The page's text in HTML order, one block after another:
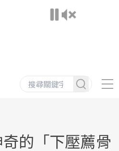
的「下壓薦骨